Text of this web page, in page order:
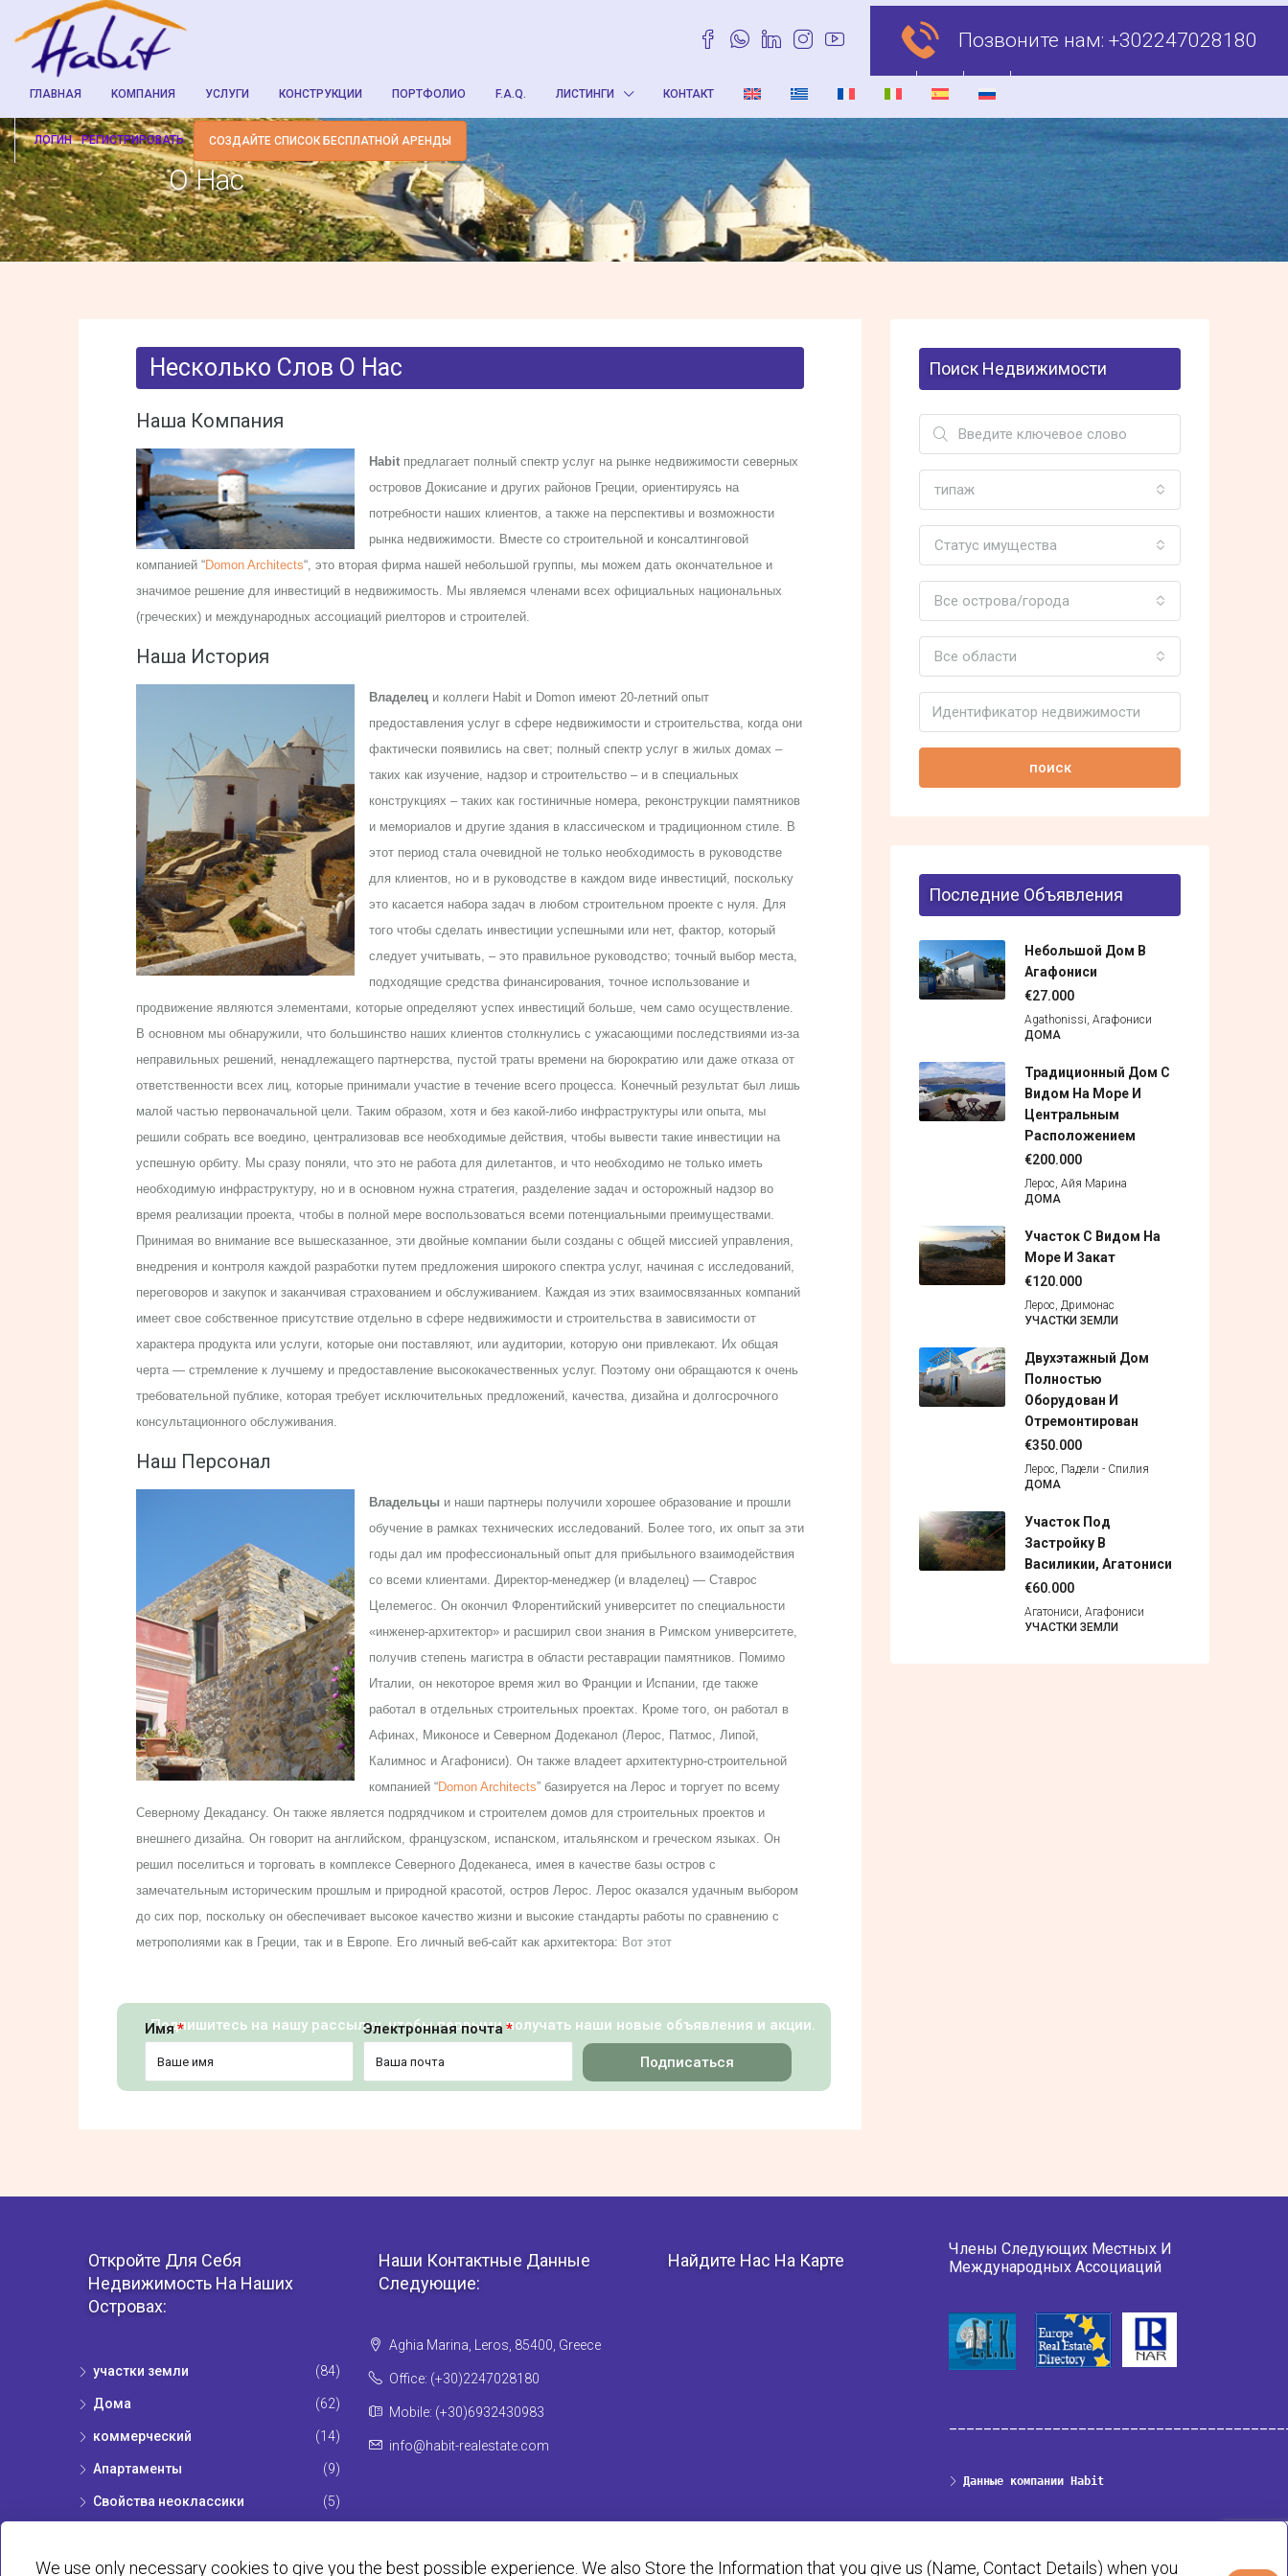
Позвоните нам: +302247028180
ГЛАВНАЯ KОМПАНИЯ УСЛУГИ КОНСТРУКЦИИ ПОРТФОЛИО F.A.Q. ЛИСТИНГИ КОНТАКТ
ЛОГИН РЕГИСТРИРОВАТЬ СОЗДАЙТЕ СПИСОК БЕСПЛАТНОЙ АРЕНДЫ
О Нас
Несколько Слов О Нас
Наша Компания
Habit предлагает полный спектр услуг на рынке недвижимости северных
островов Докисание и других районов Греции, ориентируясь на
потребности наших клиентов, а также на перспективы и возможности
рынка недвижимости. Вместе со строительной и консалтинговой
компанией “Domon Architects“, это вторая фирма нашей небольшой группы, мы можем дать окончательное и
значимое решение для инвестиций в недвижимость. Мы являемся членами всех официальных национальных
(греческих) и международных ассоциаций риелторов и строителей.
Наша История
Владелец и коллеги Habit и Domon имеют 20-летний опыт
предоставления услуг в сфере недвижимости и строительства, когда они
фактически появились на свет; полный спектр услуг в жилых домах –
таких как изучение, надзор и строительство – и в специальных
конструкциях – таких как гостиничные номера, реконструкции памятников
и мемориалов и другие здания в классическом и традиционном стиле. В
этот период стала очевидной не только необходимость в руководстве
для клиентов, но и в руководстве в каждом виде инвестиций, поскольку
это касается набора задач в любом строительном проекте с нуля. Для
того чтобы сделать инвестиции успешными или нет, фактор, который
следует учитывать, – это правильное руководство; точный выбор места,
подходящие средства финансирования, точное использование и
продвижение являются элементами, которые определяют успех инвестиций больше, чем само осуществление.
В основном мы обнаружили, что большинство наших клиентов столкнулись с ужасающими последствиями из-за
неправильных решений, ненадлежащего партнерства, пустой траты времени на бюрократию или даже отказа от
ответственности всех лиц, которые принимали участие в течение всего процесса. Конечный результат был лишь
малой частью первоначальной цели. Таким образом, хотя и без какой-либо инфраструктуры или опыта, мы
решили собрать все воедино, централизовав все необходимые действия, чтобы вывести такие инвестиции на
успешную орбиту. Мы сразу поняли, что это не работа для дилетантов, и что необходимо не только иметь
необходимую инфраструктуру, но и в основном нужна стратегия, разделение задач и осторожный надзор во
время реализации проекта, чтобы в полной мере воспользоваться всеми потенциальными преимуществами.
Принимая во внимание все вышесказанное, эти двойные компании были созданы с общей миссией управления,
внедрения и контроля каждой разработки путем предложения широкого спектра услуг, начиная с исследований,
переговоров и закупок и заканчивая страхованием и обслуживанием. Каждая из этих взаимосвязанных компаний
имеет свое собственное присутствие отдельно в сфере недвижимости и строительства в зависимости от
характера продукта или услуги, которые они поставляют, или аудитории, которую они привлекают. Их общая
черта — стремление к лучшему и предоставление высококачественных услуг. Поэтому они обращаются к очень
требовательной публике, которая требует исключительных предложений, качества, дизайна и долгосрочного
консультационного обслуживания.
Наш Персонал
Владельцы и наши партнеры получили хорошее образование и прошли
обучение в рамках технических исследований. Более того, их опыт за эти
годы дал им профессиональный опыт для прибыльного взаимодействия
со всеми клиентами. Директор-менеджер (и владелец) — Ставрос
Целемегос. Он окончил Флорентийский университет по специальности
«инженер-архитектор» и расширил свои знания в Римском университете,
получив степень магистра в области реставрации памятников. Помимо
Италии, он некоторое время жил во Франции и Испании, где также
работал в отдельных строительных проектах. Кроме того, он работал в
Афинах, Миконосе и Северном Додеканол (Лерос, Патмос, Липой,
Калимнос и Агафониси). Он также владеет архитектурно-строительной
компанией “Domon Architects” базируется на Лерос и торгует по всему
Северному Декадансу. Он также является подрядчиком и строителем домов для строительных проектов и
внешнего дизайна. Он говорит на английском, французском, испанском, итальянском и греческом языках. Он
решил поселиться и торговать в комплексе Северного Додеканеса, имея в качестве базы остров с
замечательным историческим прошлым и природной красотой, остров Лерос. Лерос оказался удачным выбором
до сих пор, поскольку он обеспечивает высокое качество жизни и высокие стандарты работы по сравнению с
метрополиями как в Греции, так и в Европе. Его личный веб-сайт как архитектора: Вот этот
Подпишитесь на нашу рассылку, чтобы первыми получать наши новые объявления и акции.
Имя
Электронная почта
Подписаться
Поиск Недвижимости
типаж
Статус имущества
Все острова/города
Все области
поиск
Последние Объявления
Небольшой Дом В
Агафониси
€27.000
Agathonissi, Агафониси
ДОМА
Традиционный Дом С
Видом На Море И
Центральным
Расположением
€200.000
Лерос, Айя Марина
ДОМА
Участок С Видом На
Море И Закат
€120.000
Лерос, Дримонас
УЧАСТКИ ЗЕМЛИ
Двухэтажный Дом
Полностью
Оборудован И
Отремонтирован
€350.000
Лерос, Падели - Спилия
ДОМА
Участок Под
Застройку В
Василикии, Агатониси
€60.000
Агатониси, Агафониси
УЧАСТКИ ЗЕМЛИ
Откройте Для Себя
Недвижимость На Наших
Островах:
участки земли (84)
Дома (62)
коммерческий (14)
Апартаменты (9)
Свойства неоклассики (5)
Наши Контактные Данные
Следующие:
Aghia Marina, Leros, 85400, Greece
Office: (+30)2247028180
Mobile: (+30)6932430983
info@habit-realestate.com
Найдите Нас На Карте
Члены Следующих Местных И
Международных Ассоциаций
Данные компании Habit
We use only necessary cookies to give you the best possible experience. We also Store the Information that you give us (Name, Contact Details) when you